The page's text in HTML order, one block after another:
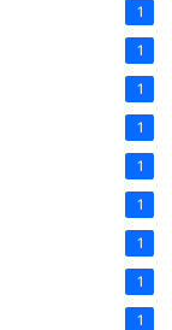
1
1
1
1
1
1
1
1
1